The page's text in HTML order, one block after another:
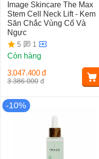
Image Skincare The Max
Stem Cell Neck Lift - Kem
Săn Chắc Vùng Cổ Và
Ngực
5
1
Còn hàng
3.386.000 đ
3.047.400 đ
-10%